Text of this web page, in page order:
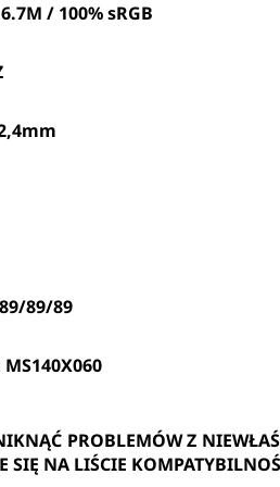
/ 100% sRGB
89/89
MS140X060
PROBLEMÓW Z
SIĘ NA LIŚCIE